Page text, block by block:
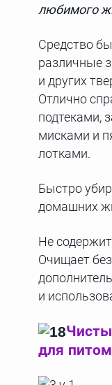
любимого
Средство
различные
и других
Отлично
подтеками,
мисками и
лотками.
Быстро
домашних
Не
Очищает
и
для